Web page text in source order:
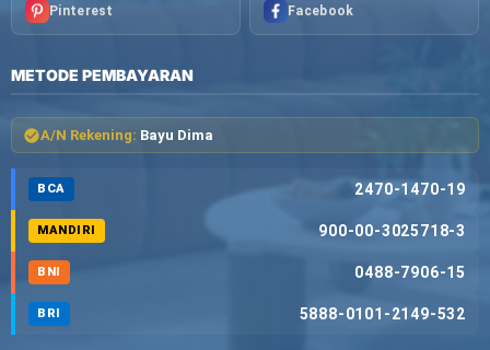
Pinterest Facebook
METODE PEMBAYARAN
A/N Rekening: Bayu Dima
BCA 2470-1470-19
MANDIRI 900-00-3025718-3
BNI 0488-7906-15
BRI 5888-0101-2149-532